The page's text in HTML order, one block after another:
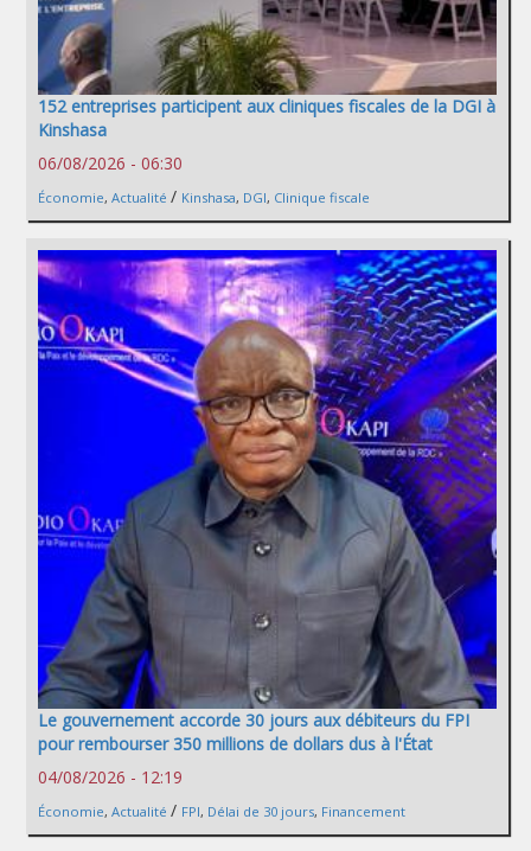
152 entreprises participent aux cliniques fiscales de la DGI à
Kinshasa
06/08/2026 - 06:30
Économie, Actualité / Kinshasa, DGI, Clinique fiscale
Le gouvernement accorde 30 jours aux débiteurs du FPI
pour rembourser 350 millions de dollars dus à l'État
04/08/2026 - 12:19
Économie, Actualité / FPI, Délai de 30 jours, Financement